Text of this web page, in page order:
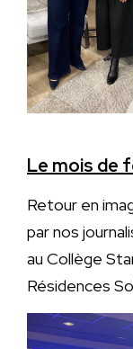
Le mois de
Retour en
par nos
au Collège
Résidences